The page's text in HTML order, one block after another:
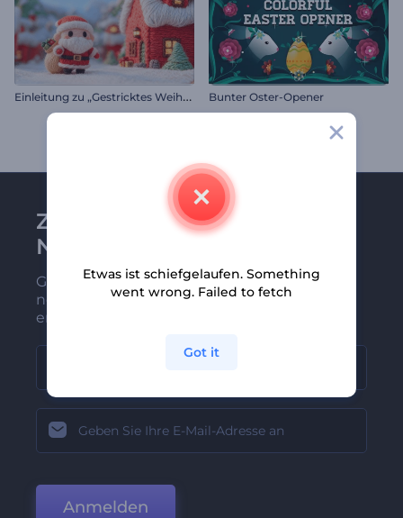
E
inleitung zu „Gestricktes Weihnachten“ Bunter Oster-Opener
Zu Renderforest-
Newsletter anmelden
Gehören Sie zu den Ersten, die unsere
neuesten Nachrichten und Angebote
erhalten
Anmelden
Etwas ist schiefgelaufen. Something
went wrong. Failed to fetch
Got it